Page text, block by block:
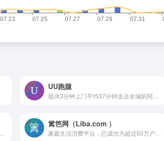
UU跑腿
篱笆网（Liba.com ）